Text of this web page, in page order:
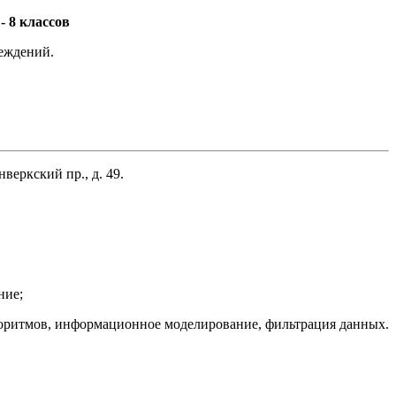
8 классов
пр., д. 49.
информационное моделирование, фильтрация данных.